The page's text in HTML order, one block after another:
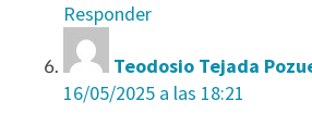
Responder
Teodosio Tejada
16/05/2025 a las 18:21